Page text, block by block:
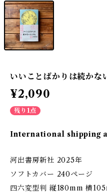
いいことばかりは続かな
¥2,090
残り1点
International shipping
河出書房新社 2025年
ソフトカバー 240ページ
四六変型判 縦180mm 横